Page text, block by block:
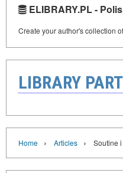
ELIBRARY.PL -
Create your author's collection
LIBRARY
Home › Articles › Soutine